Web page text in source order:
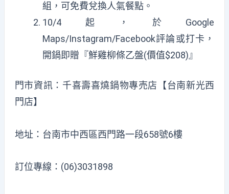
組，可免費兌換人氣餐點。
10/4起，於 Google
Maps/Instagram/Facebook評論或打卡，
開鍋即贈『鮮雞柳條乙盤(價值$208)』
門市資訊： 千喜壽喜燒鍋物專売店 【台南新光西
門店】
地址：台南市中西區西門路一段658號6樓
訂位專線： (06)3031898